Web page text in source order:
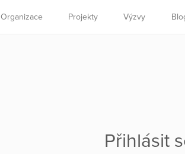
Organizace Projekty Výzvy
Přihlásit